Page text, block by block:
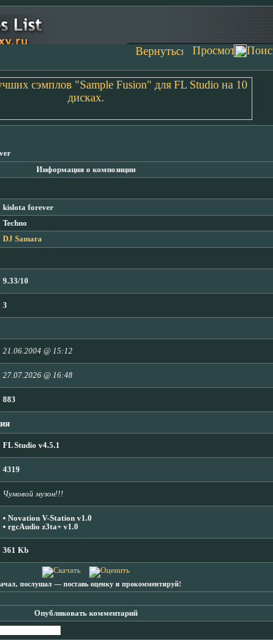
Информация о композиции
kislota forever
Techno
DJ Samara
9.33/10
3
21.06.2004 @ 15:12
27.07.2026 @ 16:48
883
FL Studio v4.5.1
4319
Чумовой музон!!!
▪ Novation V-Station v1.0
▪ rgcAudio z3ta+ v1.0
361 Kb
послушал ― поставь оценку и прокомментируй!
Опубликовать комментарий